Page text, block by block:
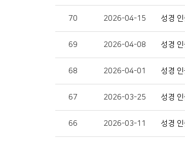
70 2026-04-15 성경
69 2026-04-08 성경
68 2026-04-01 성경
67 2026-03-25 성경
66 2026-03-11 성경